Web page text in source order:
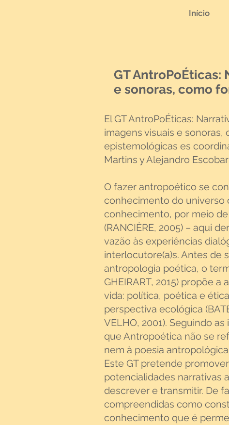
GT
e sonoras, como
El GT AntroPoÉticas:
imagens visuais e
epistemológicas es
Martins y Alejandro
O fazer antropoético se
conhecimento do universo
conhecimento, por meio
(RANCIÈRE, 2005) – aqui
vazão às experiências
interlocutore(a)s. Antes de
antropologia poética, o
GHEIRART, 2015) propõe
vida: política, poética e
perspectiva ecológica
VELHO, 2001). Seguindo
que Antropoética não se
nem à poesia
Este GT pretende
potencialidades narrativas
descrever e transmitir. De
compreendidas como
conhecimento que é
Início